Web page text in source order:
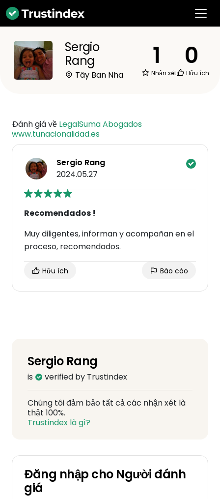
Sergio
Rang
Tây Ban Nha
1
Nhận xét
0
Hữu ích
Đánh giá về LegalSuma Abogados
www.tunacionalidad.es
Sergio Rang
2024.05.27
Recomendados !
Muy diligentes, informan y acompañan en el
proceso, recomendados.
Hữu ích Báo cáo
Sergio Rang
is verified by Trustindex
Chúng tôi đảm bảo tất cả các nhận xét là
thật 100%.
Trustindex là gì?
Đăng nhập cho Người đánh
giá